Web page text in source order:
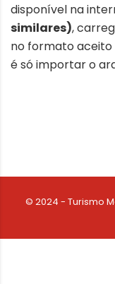
disponível na
similares),
no formato aceito
é só importar o
© 2024 - Turismo